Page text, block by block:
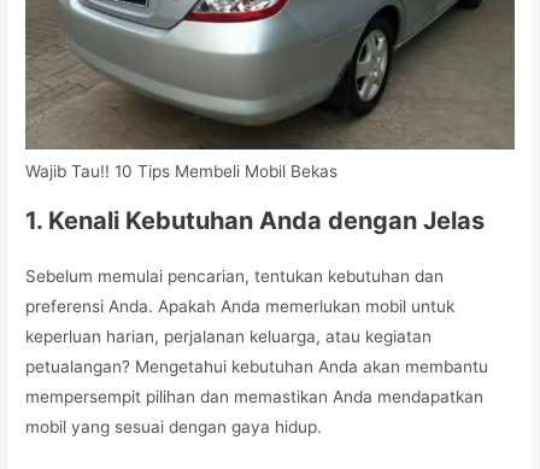
Wajib Tau!! 10 Tips Membeli Mobil Bekas
1. Kenali Kebutuhan Anda dengan Jelas
Sebelum memulai pencarian, tentukan kebutuhan dan
preferensi Anda. Apakah Anda memerlukan mobil untuk
keperluan harian, perjalanan keluarga, atau kegiatan
petualangan? Mengetahui kebutuhan Anda akan membantu
mempersempit pilihan dan memastikan Anda mendapatkan
mobil yang sesuai dengan gaya hidup.